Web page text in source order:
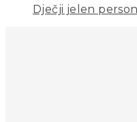
Dječji jelen